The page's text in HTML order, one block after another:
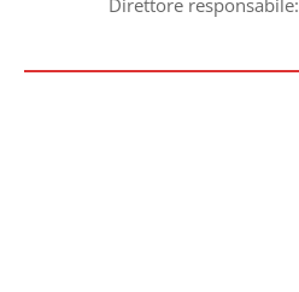
Direttore responsabile: